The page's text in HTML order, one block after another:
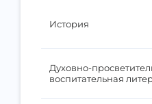
История
Духовно-
воспитательная